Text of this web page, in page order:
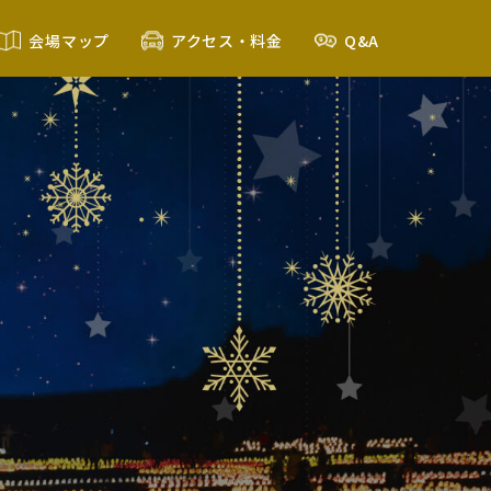
会場マップ アクセス・料金 Q&A